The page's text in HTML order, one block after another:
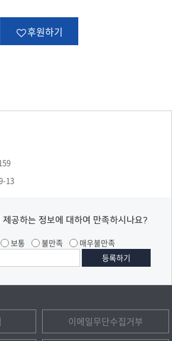
후원하기
13
제공하는 정보에 대하여 만족하시나요?
보통 불만족 매우불만족
이메일무단수집거부